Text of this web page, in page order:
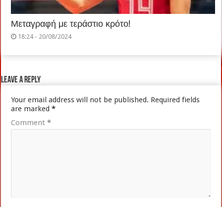
Μεταγραφή με τεράστιο κρότο!
18:24 - 20/08/2024
Leave a Reply
Your email address will not be published. Required fields
are marked*
Comment*